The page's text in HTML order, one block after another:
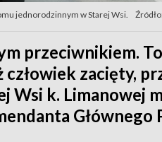
jednorodzinnym w Starej Wsi.
przeciwnikiem.
zacięty,
Wsi k. Limanowej
Głównego